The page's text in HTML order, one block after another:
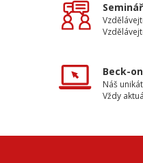
Beck-
Náš
Vždy